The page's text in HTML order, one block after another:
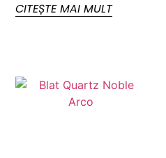
CITEȘTE MAI MULT